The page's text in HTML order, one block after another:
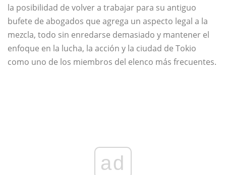
la posibilidad de volver a trabajar para su antiguo
bufete de abogados que agrega un aspecto legal a la
mezcla, todo sin enredarse demasiado y mantener el
enfoque en la lucha, la acción y la ciudad de Tokio
como uno de los miembros del elenco más frecuentes.
ad